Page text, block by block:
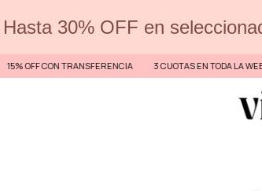
Hasta 30% OFF en
15% OFF CON TRANSFERENCIA 3 CUOTAS EN TODA LA